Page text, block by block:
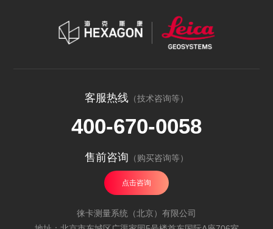
客服热线 （技术咨询等）
400-670-0058
售前咨询 （购买咨询等）
点击咨询
徕卡测量系统（北京）有限公司